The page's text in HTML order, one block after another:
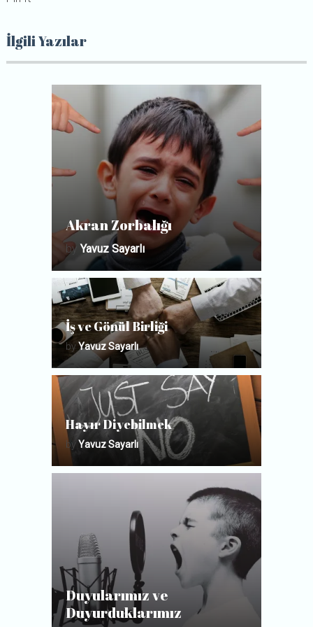
İlgili Yazılar
Akran Zorbalığı
by Yavuz Sayarlı
İş ve Gönül Birliği
byYavuz Sayarlı
Hayır Diyebilmek
by Yavuz Sayarlı
Duyularımız ve
Duyurduklarımız